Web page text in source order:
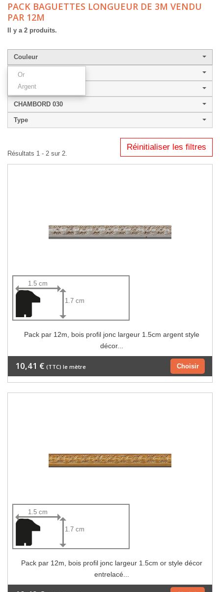
PACK BAGUETTES LONGUEUR DE 3M VENDU
PAR 12M
Il y a 2 produits.
Couleur
Or
Argent
Largeur de baguette
Style
CHAMBORD 030
Type
Réinitialiser les filtres
Résultats 1 - 2 sur 2.
1.5 cm
1.7 cm
Pack par 12m, bois profil jonc largeur 1.5cm argent style
décor...
Choisir
10,41 € (TTC) le mètre
1.5 cm
1.7 cm
Pack par 12m, bois profil jonc largeur 1.5cm or style décor
entrelacé...